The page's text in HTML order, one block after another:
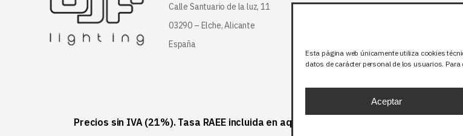
Esta página web únicamente utiliza cookies
datos de carácter personal de los usuarios.
Aceptar
Calle Santuario de la luz, 11
03290 – Elche, Alicante
España
Lunes-Viernes:
Cerrado
Precios sin IVA (21%). Tasa RAEE incluida en aquellos productos que corresponda.